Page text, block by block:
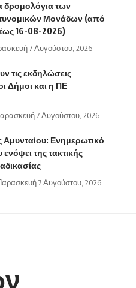
δρομολόγια των
Μονάδων (από
16-08-2026)
7 Αυγούστου, 2026
τις εκδηλώσεις
Δήμοι και η ΠΕ
7 Αυγούστου, 2026
Αμυνταίου: Ενημερωτικό
ενόψει της τακτικής
7 Αυγούστου, 2026